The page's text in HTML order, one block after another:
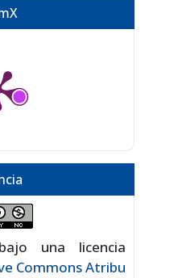
una licencia
Commons Atribu